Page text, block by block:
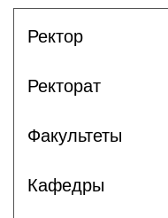
Ректор
Ректорат
Факультеты
Кафедры